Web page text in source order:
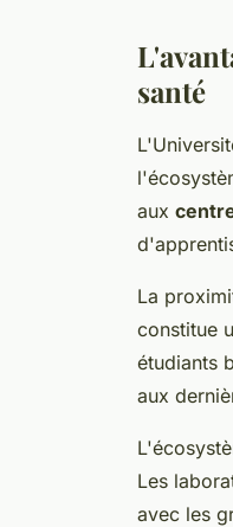
santé
aux
La
constitue
étudiants
aux
Les
avec les